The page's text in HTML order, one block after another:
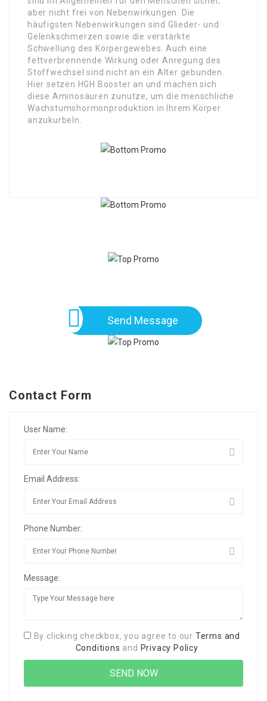
aber nicht frei von Nebenwirkungen. Die
häufigsten Nebenwirkungen sind Glieder- und
Gelenkschmerzen sowie die verstärkte
Schwellung des Körpergewebes. Auch eine
fettverbrennende Wirkung oder Anregung des
Stoffwechsel sind nicht an ein Alter gebunden.
Hier setzen HGH Booster an und machen sich
diese Aminosäuren zunutze, um die menschliche
Wachstumshormonproduktion in Ihrem Körper
anzukurbeln.
Send Message
Contact Form
User Name:
Email Address:
Phone Number:
Message:
By clicking checkbox, you agree to our Terms and
Conditions and Privacy Policy